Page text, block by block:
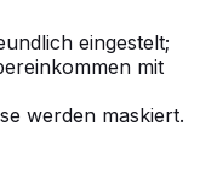
eingestelt;
mit
werden maskiert.